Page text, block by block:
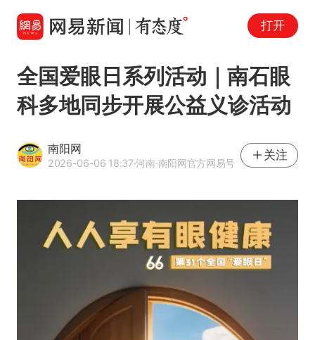
打开
全国爱眼日系列活动｜南石眼
科多地同步开展公益义诊活动
南阳网
2026-06-06 18:37·河南·南阳网官方网易号
关注